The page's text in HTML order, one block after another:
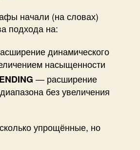
начали (на словах)
подхода на:
динамического
насыщенности
— расширение
без увеличения
упрощённые, но